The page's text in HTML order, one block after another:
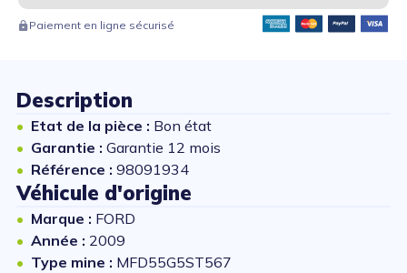
Paiement en ligne sécurisé
Description
Etat de la pièce : Bon état
Garantie : Garantie 12 mois
Référence : 98091934
Véhicule d'origine
Marque : FORD
Année : 2009
Type mine : MFD55G5ST567